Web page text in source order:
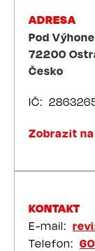
ADRESA
Pod
72200
Česko
IČ
Zobrazit
KONTAKT
E-mail
Telefon